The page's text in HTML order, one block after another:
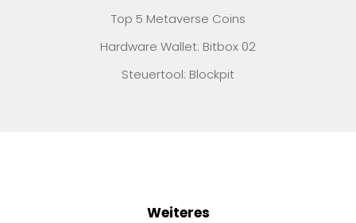
Top 5 Metaverse Coins
Hardware Wallet: Bitbox 02
Steuertool: Blockpit
Weiteres